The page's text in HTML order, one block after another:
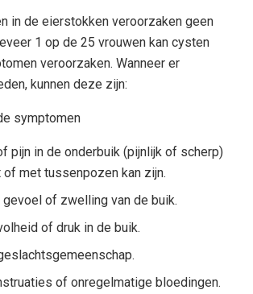
in de eierstokken veroorzaken geen
1 op de 25 vrouwen kan cysten
veroorzaken. Wanneer er
kunnen deze zijn:
symptomen
pijn in de onderbuik (pijnlijk of scherp)
met tussenpozen kan zijn.
of zwelling van de buik.
of druk in de buik.
of onregelmatige bloedingen.